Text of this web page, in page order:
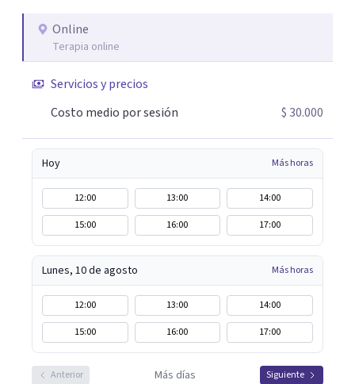
Online
Terapia online
Servicios y precios
Costo medio por sesión
$ 30.000
Hoy Más horas
12:00 13:00
14:00
15:00
16:00 17:00
Lunes, 10 de agosto Más horas
12:00 13:00
14:00
15:00
16:00 17:00
Anterior Más días Siguiente